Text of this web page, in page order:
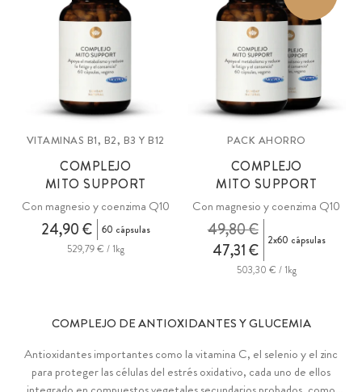
VITAMINAS B1, B2, B3 Y B12
COMPLEJO
MITO SUPPORT
Con magnesio y coenzima Q10
24,90 €
60 cápsulas
529,79 € / 1kg
PACK AHORRO
COMPLEJO
MITO SUPPORT
Con magnesio y coenzima Q10
47,31 €
49,80 € 2x60 cápsulas
503,30 € / 1kg
COMPLEJO DE ANTIOXIDANTES Y GLUCEMIA
Antioxidantes importantes como la vitamina C, el selenio y el zinc
para proteger las células del estrés oxidativo, cada uno de ellos